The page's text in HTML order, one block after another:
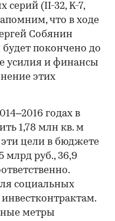
серий (II-32, K-7,
что в ходе
Собянин
покончено до
усилия и финансы
этих
годах в
1,78 млн кв. м
цели в бюджете
млрд руб., 36,9
социальных
метры